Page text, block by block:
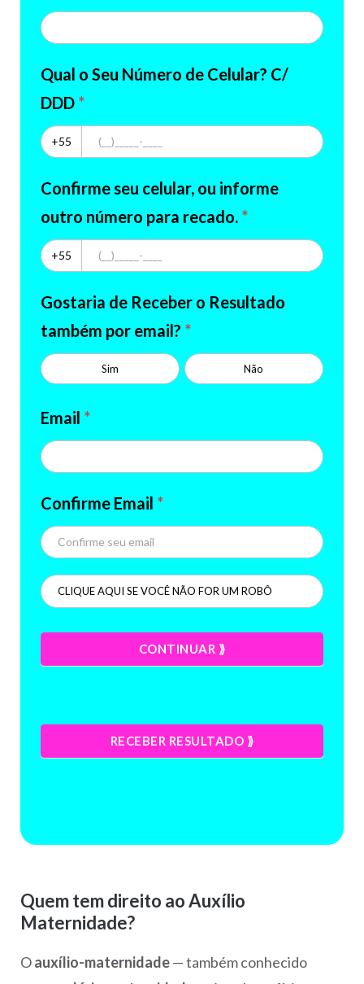
Qual o Seu Número de Celular? C/
DDD *
+55
Confirme seu celular, ou informe
outro número para recado. *
+55
Gostaria de Receber o Resultado
também por email? *
Sim Não
Email *
Confirme Email *
CLIQUE AQUI SE VOCÊ NÃO FOR UM ROBÔ
CONTINUAR ⟫
RECEBER RESULTADO ⟫
Quem tem direito ao Auxílio
Maternidade?
Oauxílio-maternidade— também conhecido